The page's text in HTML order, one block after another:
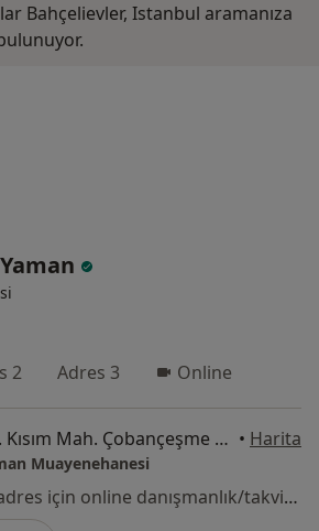
Bahçelievler, Istanbul aramanıza
2 Adres 3 Online
Ataköy 7-8-9-10. Kısım Mah. Çobançeşme E-5 Yanyol, İstanbul • Harita
Muayenehanesi
Bu uzman ilgili adres için online danışmanlık/takvim sunmuyor.